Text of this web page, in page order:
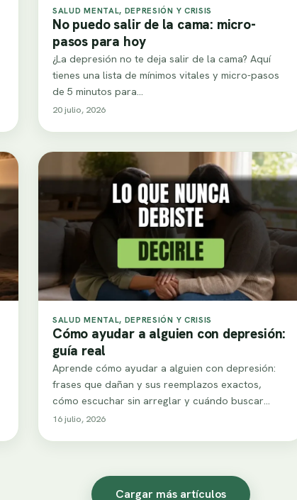
SALUD MENTAL, DEPRESIÓN Y CRISIS
No puedo salir de la cama: micro-
pasos para hoy
¿La depresión no te deja salir de la cama? Aquí
tienes una lista de mínimos vitales y micro-pasos
de 5 minutos para…
20 julio, 2026
SALUD MENTAL, DEPRESIÓN Y CRISIS
Cómo ayudar a alguien con depresión:
guía real
Aprende cómo ayudar a alguien con depresión:
frases que dañan y sus reemplazos exactos,
cómo escuchar sin arreglar y cuándo buscar
ayuda…
16 julio, 2026
Cargar más artículos